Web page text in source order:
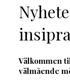
Välkommen
välmående